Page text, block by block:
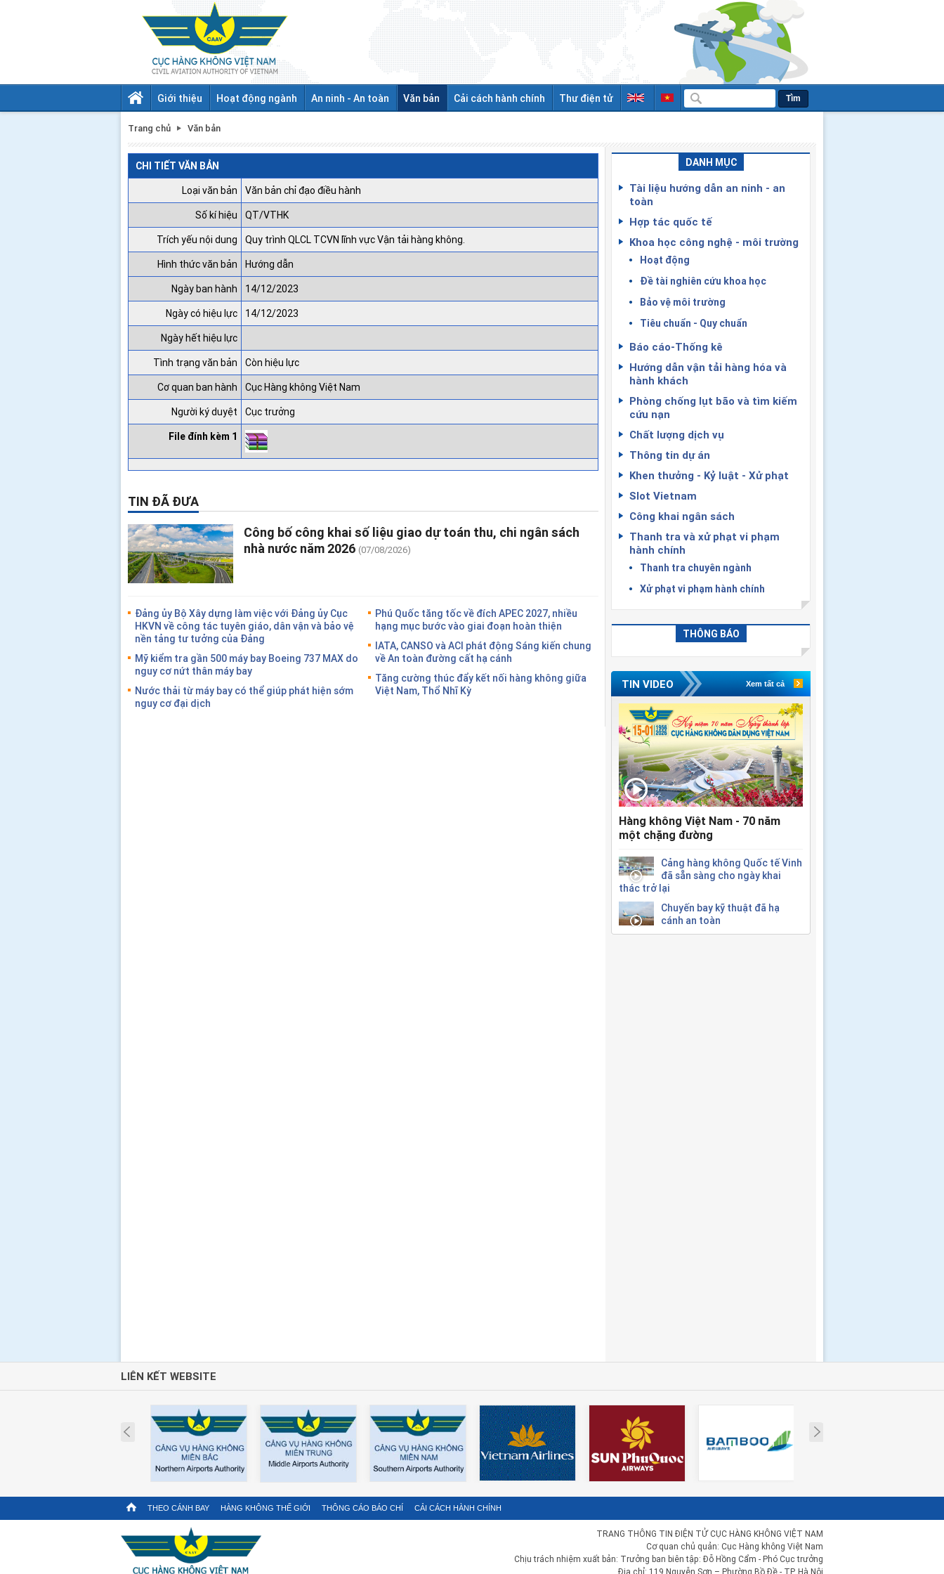
Giới thiệu Hoạt động ngành An ninh - An toàn Văn bản Cải cách hành chính Thư điện tử Tìm
Trang chủ Văn bản
CHI TIẾT VĂN BẢN
Loại văn bản
Văn bản chỉ đạo điều hành
Số kí hiệu
QT/VTHK
Trích yếu nội dung
Quy trình QLCL TCVN lĩnh vực Vận tải hàng không.
Hình thức văn bản
Hướng dẫn
Ngày ban hành
14/12/2023
Ngày có hiệu lực
14/12/2023
Ngày hết hiệu lực
Tình trạng văn bản
Còn hiệu lực
Cơ quan ban hành
Cục Hàng không Việt Nam
Người ký duyệt
Cục trưởng
File đính kèm 1
TIN ĐÃ ĐƯA
Công bố công khai số liệu giao dự toán thu, chi ngân sách
nhà nước năm 2026 (07/08/2026)
Đảng ủy Bộ Xây dựng làm việc với Đảng ủy Cục
HKVN về công tác tuyên giáo, dân vận và bảo vệ
nền tảng tư tưởng của Đảng
Mỹ kiểm tra gần 500 máy bay Boeing 737 MAX do
nguy cơ nứt thân máy bay
Nước thải từ máy bay có thể giúp phát hiện sớm
nguy cơ đại dịch
Phú Quốc tăng tốc về đích APEC 2027, nhiều
hạng mục bước vào giai đoạn hoàn thiện
IATA, CANSO và ACI phát động Sáng kiến chung
về An toàn đường cất hạ cánh
Tăng cường thúc đẩy kết nối hàng không giữa
Việt Nam, Thổ Nhĩ Kỳ
DANH MỤC
Tài liệu hướng dẫn an ninh - an
toàn
Hợp tác quốc tế
Khoa học công nghệ - môi trường
Hoạt động
Đề tài nghiên cứu khoa học
Bảo vệ môi trường
Tiêu chuẩn - Quy chuẩn
Báo cáo-Thống kê
Hướng dẫn vận tải hàng hóa và
hành khách
Phòng chống lụt bão và tìm kiếm
cứu nạn
Chất lượng dịch vụ
Thông tin dự án
Khen thưởng - Kỷ luật - Xử phạt
Slot Vietnam
Công khai ngân sách
Thanh tra và xử phạt vi phạm
hành chính
Thanh tra chuyên ngành
Xử phạt vi phạm hành chính
THÔNG BÁO
TIN VIDEO Xem tất cả
Hàng không Việt Nam - 70 năm
một chặng đường
Cảng hàng không Quốc tế Vinh
đã sẵn sàng cho ngày khai
thác trở lại
Chuyến bay kỹ thuật đã hạ
cánh an toàn
LIÊN KẾT WEBSITE
Prev
THEO CÁNH BAY HÀNG KHÔNG THẾ GIỚI THÔNG CÁO BÁO CHÍ CẢI CÁCH HÀNH CHÍNH
TRANG THÔNG TIN ĐIỆN TỬ CỤC HÀNG KHÔNG VIỆT NAM
Cơ quan chủ quản: Cục Hàng không Việt Nam
Chịu trách nhiệm xuất bản: Trưởng ban biên tập: Đỗ Hồng Cẩm - Phó Cục trưởng
Địa chỉ: 119 Nguyễn Sơn – Phường Bồ Đề - TP. Hà Nội